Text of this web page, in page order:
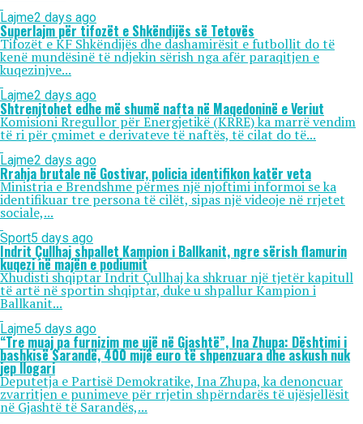
Lajme2 days ago
Superlajm për tifozët e Shkëndijës së Tetovës
Tifozët e KF Shkëndijës dhe dashamirësit e futbollit do të
kenë mundësinë të ndjekin sërish nga afër paraqitjen e
kuqezinjve...
Lajme2 days ago
Shtrenjtohet edhe më shumë nafta në Maqedoninë e Veriut
Komisioni Rregullor për Energjetikë (KRRE) ka marrë vendim
të ri për çmimet e derivateve të naftës, të cilat do të...
Lajme2 days ago
Rrahja brutale në Gostivar, policia identifikon katër veta
Ministria e Brendshme përmes një njoftimi informoi se ka
identifikuar tre persona të cilët, sipas një videoje në rrjetet
sociale,...
Sport5 days ago
Indrit Çullhaj shpallet Kampion i Ballkanit, ngre sërish flamurin
kuqezi në majën e podiumit
Xhudisti shqiptar Indrit Çullhaj ka shkruar një tjetër kapitull
të artë në sportin shqiptar, duke u shpallur Kampion i
Ballkanit...
Lajme5 days ago
“Tre muaj pa furnizim me ujë në Gjashtë”, Ina Zhupa: Dështimi i
bashkisë Sarandë, 400 mijë euro të shpenzuara dhe askush nuk
jep llogari
Deputetja e Partisë Demokratike, Ina Zhupa, ka denoncuar
zvarritjen e punimeve për rrjetin shpërndarës të ujësjellësit
në Gjashtë të Sarandës,...